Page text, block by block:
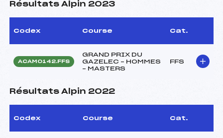
Résultats Alpin 2023
Codex Course Cat.
ACAM0142.FFS
GRAND PRIX DU
GAZELEC – HOMMES
– MASTERS
FFS
Résultats Alpin 2022
Codex Course Cat.